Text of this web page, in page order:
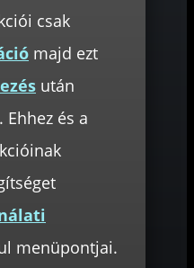
csak
majd ezt
után
és a
menüpontjai.